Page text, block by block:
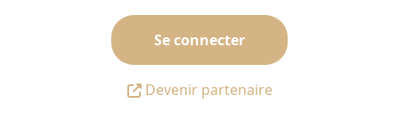
Se connecter
Devenir partenaire